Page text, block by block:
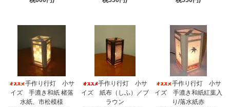
手作り行灯 小サ
イズ 手漉き和紙 楮落
水紙、市松模様
手作り行灯 小サ
イズ 紙布（しふ）／ブ
ラウン
手作り行灯 小サ
イズ 手漉き和紙紅葉入
り/落水紙赤